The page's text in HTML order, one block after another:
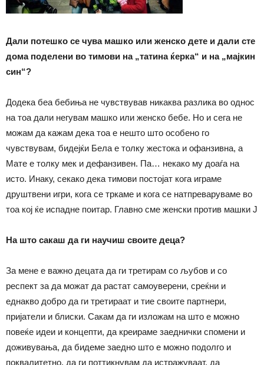
Дали потешко се чува машко или женско дете и дали сте
дома поделени во тимови на „татина ќерка“ и на „мајкин
син“?
Додека беа бебиња не чувствував никаква разлика во однос
на тоа дали негувам машко или женско бебе. Но и сега не
можам да кажам дека тоа е нешто што особено го
чувствувам, бидејќи Бела е толку жестока и офанзивна, а
Мате е толку мек и дефанзивен. Па… некако му доаѓа на
исто. Инаку, секако дека тимови постојат кога играме
друштвени игри, кога се тркаме и кога се натпреваруваме во
тоа кој ќе испадне поитар. Главно сме женски против машки J
На што сакаш да ги научиш своите деца?
За мене е важно децата да ги третирам со љубов и со
респект за да можат да растат самоуверени, среќни и
еднакво добро да ги третираат и тие своите партнери,
пријатели и блиски. Сакам да ги изложам на што е можно
повеќе идеи и концепти, да креираме заеднички спомени и
доживувања, да бидеме заедно што е можно подолго и
поквалитетно, да ги поттикнувам да истражуваат, да